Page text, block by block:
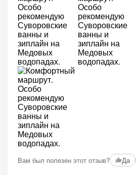
Вам был полезен этот отзыв? Да